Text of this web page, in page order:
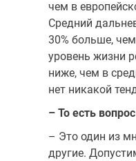
чем в
Средний
30% больше,
уровень жизни
ниже, чем в
нет никакой
– То есть
– Это один из
другие.